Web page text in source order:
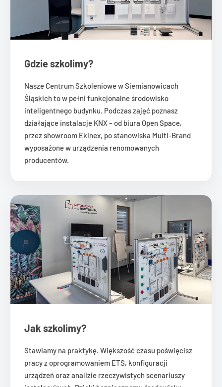
Gdzie szkolimy?
Nasze Centrum Szkoleniowe w Siemianowicach
Śląskich to w pełni funkcjonalne środowisko
inteligentnego budynku. Podczas zajęć poznasz
działające instalacje KNX – od biura Open Space,
przez showroom Ekinex, po stanowiska Multi-Brand
wyposażone w urządzenia renomowanych
producentów.
Jak szkolimy?
Stawiamy na praktykę. Większość czasu poświęcisz
pracy z oprogramowaniem ETS, konfiguracji
urządzeń oraz analizie rzeczywistych scenariuszy